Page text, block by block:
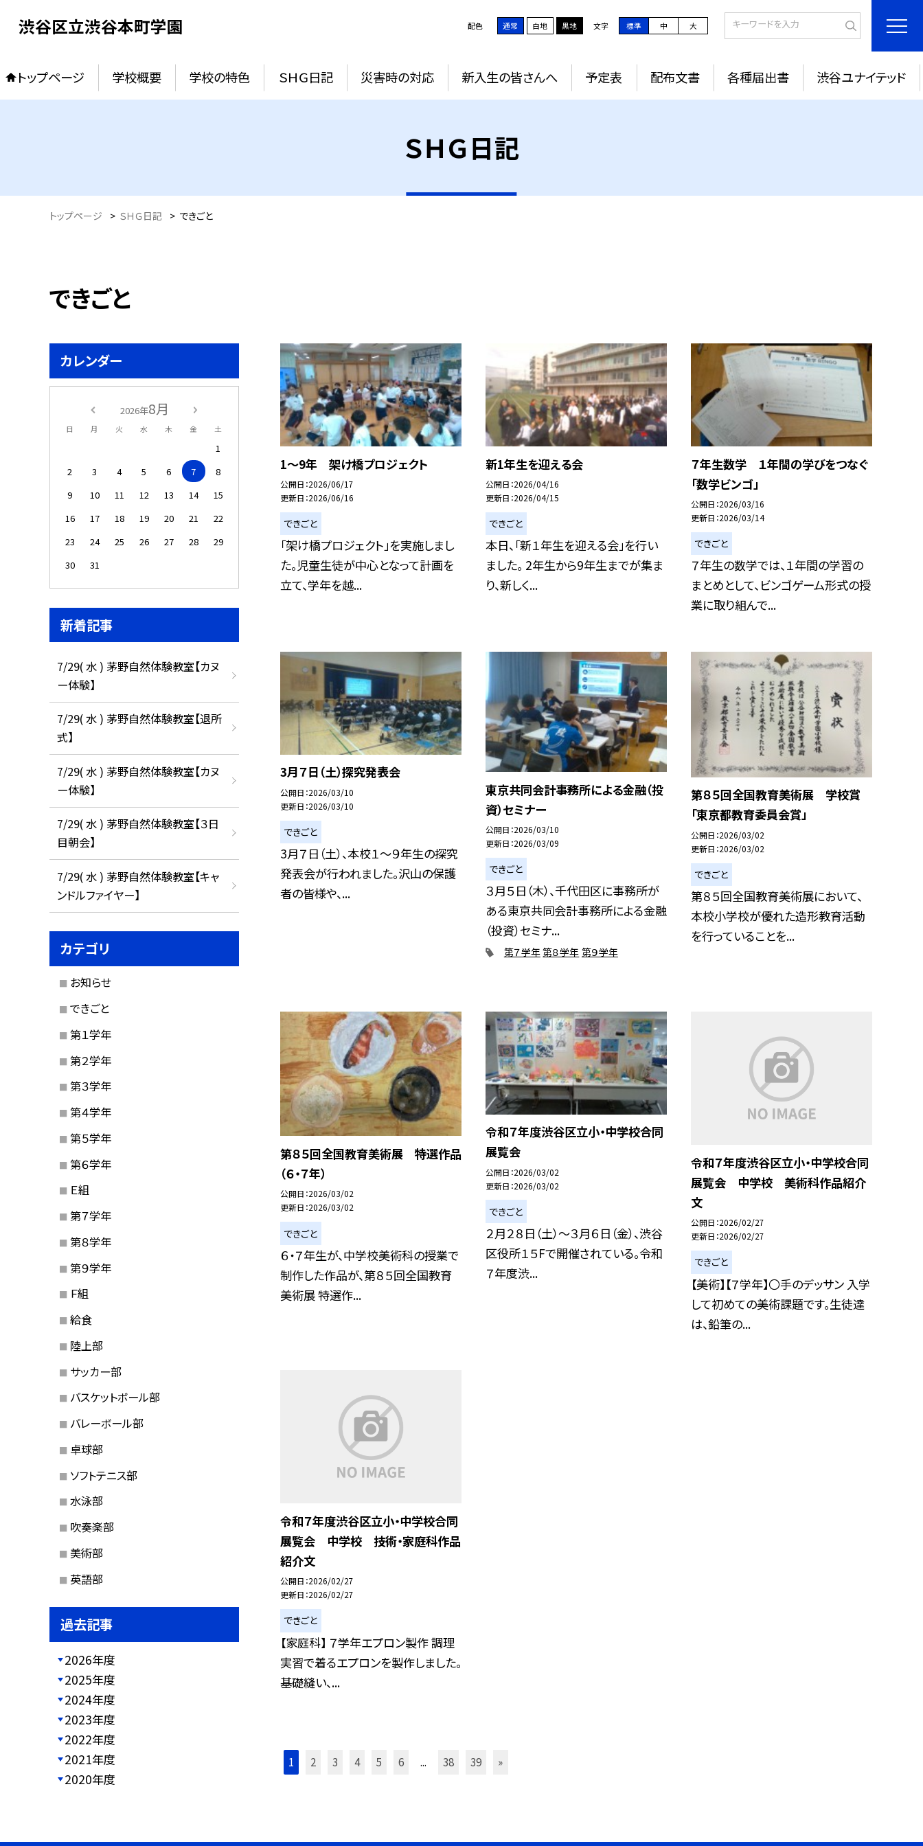
渋谷区立渋谷本町学園 配色 通常 白地 黒地 文字 標準 中 大
トップページ 学校概要 学校の特色 ＳＨＧ日記 災害時の対応 新入生の皆さんへ 予定表 配布文書 各種届出書 渋谷ユナイテッド
ＳＨＧ日記
トップページ > ＳＨＧ日記 > できごと
できごと
1～9年 架け橋プロジェクト
公開日 2026/06/17
更新日 2026/06/16
できごと
「架け橋プロジェクト」を実施しまし
た。児童生徒が中心となって計画を
立て、学年を越...
新1年生を迎える会
公開日 2026/04/16
更新日 2026/04/15
できごと
本日、「新１年生を迎える会」を行い
ました。 2年生から9年生までが集ま
り、新しく...
７年生数学 １年間の学びをつなぐ
「数学ビンゴ」
公開日 2026/03/16
更新日 2026/03/14
できごと
７年生の数学では、１年間の学習の
まとめとして、ビンゴゲーム形式の授
業に取り組んで...
3月７日（土）探究発表会
公開日 2026/03/10
更新日 2026/03/10
できごと
3月７日（土）、本校１～９年生の探究
発表会が行われました。沢山の保護
者の皆様や、...
東京共同会計事務所による金融（投
資）セミナー
公開日 2026/03/10
更新日 2026/03/09
できごと
３月５日（木）、千代田区に事務所が
ある東京共同会計事務所による金融
（投資）セミナ...
第７学年第８学年 第９学年
第８５回全国教育美術展 学校賞
「東京都教育委員会賞」
公開日 2026/03/02
更新日 2026/03/02
できごと
第８５回全国教育美術展において、
本校小学校が優れた造形教育活動
を行っていることを...
第８５回全国教育美術展 特選作品
（６・７年）
公開日 2026/03/02
更新日 2026/03/02
できごと
６・７年生が、中学校美術科の授業で
制作した作品が、第８５回全国教育
美術展 特選作...
令和７年度渋谷区立小・中学校合同
展覧会
公開日 2026/03/02
更新日 2026/03/02
できごと
２月２８日（土）～３月６日（金）、渋谷
区役所１５Fで開催されている。令和
７年度渋...
令和７年度渋谷区立小・中学校合同
展覧会 中学校 美術科作品紹介
文
公開日 2026/02/27
更新日 2026/02/27
できごと
【美術】【７学年】〇手のデッサン 入学
して初めての美術課題です。生徒達
は、鉛筆の...
令和７年度渋谷区立小・中学校合同
展覧会 中学校 技術・家庭科作品
紹介文
公開日 2026/02/27
更新日 2026/02/27
できごと
【家庭科】 ７学年エプロン製作 調理
実習で着るエプロンを製作しました。
基礎縫い、...
1 2 3 4 5 6 ... 38 39 »
カレンダー
2026年8月
日 月 火 水 木 金 土
1
2
3 4 5 6 7
8
9
10 11 12 13 14
15
16
17 18 19 20 21
22
23
24 25 26 27 28
29
30
31
新着記事
7/29( 水 ) 茅野自然体験教室【カヌ
ー体験】
7/29( 水 ) 茅野自然体験教室【退所
式】
7/29( 水 ) 茅野自然体験教室【カヌ
ー体験】
7/29( 水 ) 茅野自然体験教室【３日
目朝会】
7/29( 水 ) 茅野自然体験教室【キャ
ンドルファイヤー】
カテゴリ
お知らせ
できごと
第１学年
第２学年
第３学年
第４学年
第５学年
第６学年
Ｅ組
第７学年
第８学年
第９学年
Ｆ組
給食
陸上部
サッカー部
バスケットボール部
バレーボール部
卓球部
ソフトテニス部
水泳部
吹奏楽部
美術部
英語部
過去記事
2026年度
2025年度
2024年度
2023年度
2022年度
2021年度
2020年度